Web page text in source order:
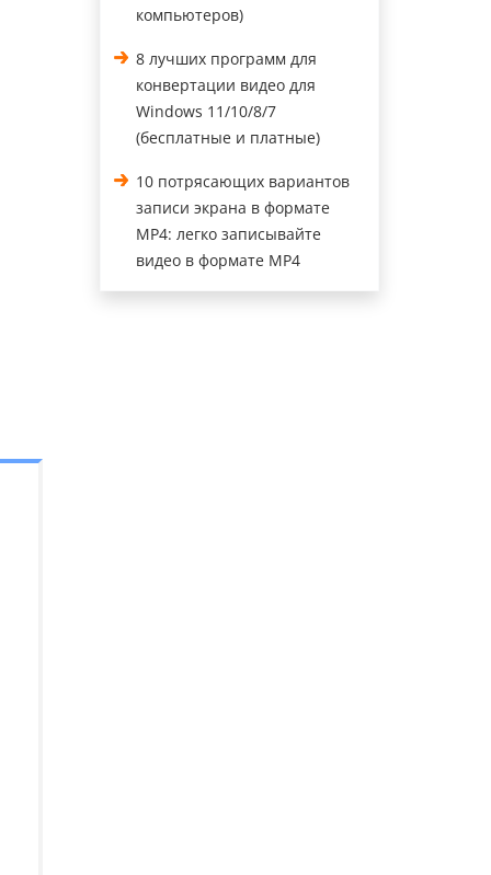
компьютеров)
8 лучших программ для
конвертации видео для
Windows 11/10/8/7
(бесплатные и платные)
10 потрясающих вариантов
записи экрана в формате
MP4: легко записывайте
видео в формате MP4